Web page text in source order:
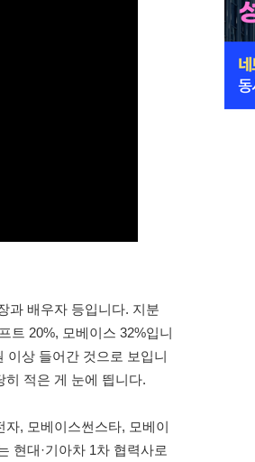
과 배우자 등입니다. 지분
트 20%, 모베이스 32%입니
이상 들어간 것으로 보입니
히 적은 게 눈에 띕니다.
, 모베이스썬스타, 모베이
현대·기아차 1차 협력사로